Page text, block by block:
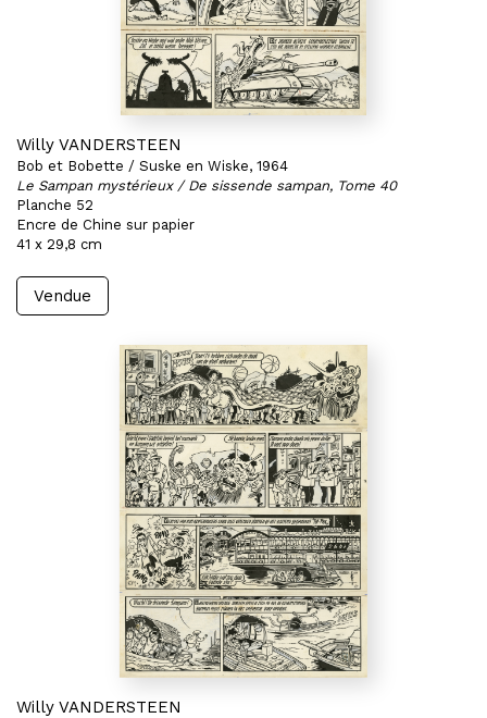
Willy VANDERSTEEN
Bob et Bobette / Suske en Wiske, 1964
Le Sampan mystérieux / De sissende sampan, Tome 40
Planche 52
Encre de Chine sur papier
41 x 29,8 cm
Vendue
Willy VANDERSTEEN